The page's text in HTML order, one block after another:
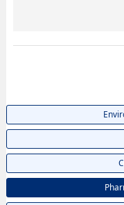
thiết bị, hướng dẫn địa điểm